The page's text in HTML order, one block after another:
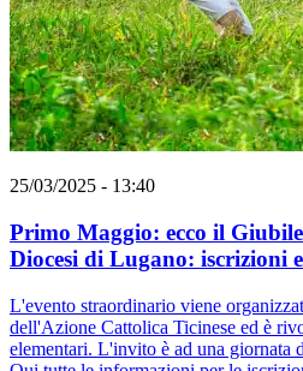
25/03/2025 - 13:40
Primo Maggio: ecco il
Diocesi di Lugano: iscrizioni
L'evento straordinario viene
dell'Azione Cattolica Ticinese ed è
elementari. L'invito è ad una giornata